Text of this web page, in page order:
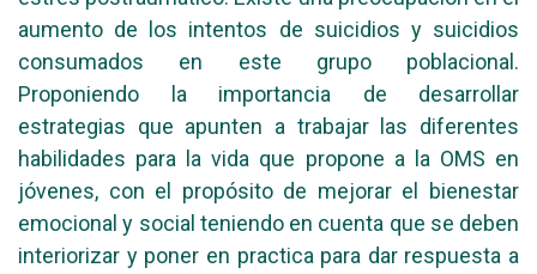
aumento de los intentos de suicidios y suicidios
consumados en este grupo poblacional.
Proponiendo la importancia de desarrollar
estrategias que apunten a trabajar las diferentes
habilidades para la vida que propone a la OMS en
jóvenes, con el propósito de mejorar el bienestar
emocional y social teniendo en cuenta que se deben
interiorizar y poner en practica para dar respuesta a